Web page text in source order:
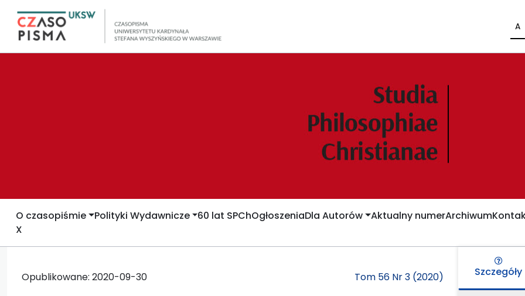
A
O czasopiśmie Polityki Wydawnicze 60 lat SPChOgłoszeniaDla Autorów Aktualny numerArchiwum
X
Opublikowane: 2020-09-30 Tom 56 Nr 3 (2020) Szczegóły